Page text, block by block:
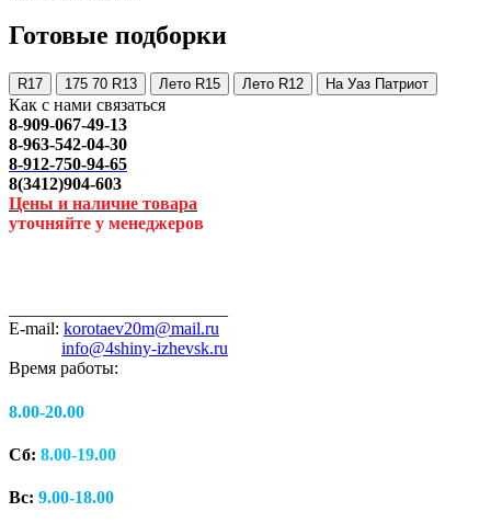
Готовые подборки
R17 175 70 R13 Лето R15 Лето R12 На Уаз Патриот
Как с нами связаться
8-909-067-49-13
8-963-542-04-30
8-912-750-94-65
8(3412)904-603
Цены и наличие товара
уточняйте у менеджеров
E-mail: korotaev20m@mail.ru
info@4shiny-izhevsk.ru
Время работы:
8.00-20.00
Сб: 8.00-19.00
Вс: 9.00-18.00